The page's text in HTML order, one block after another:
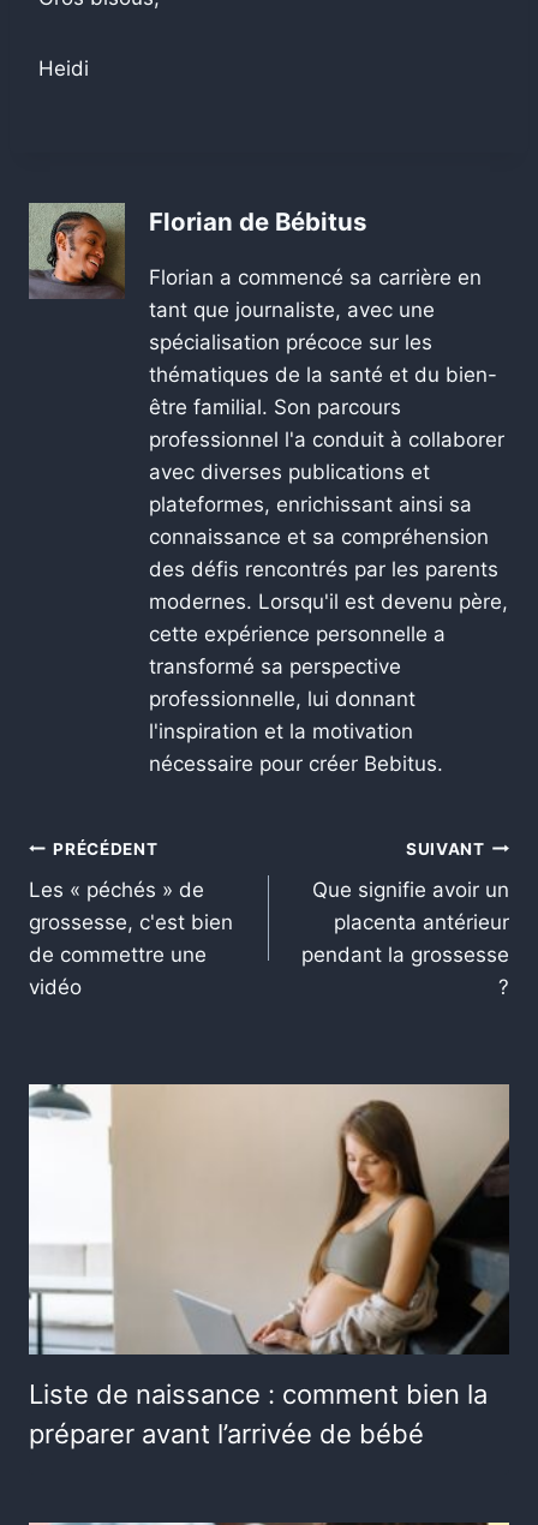
Heidi
Florian de Bébitus
Florian a commencé sa carrière en
tant que journaliste, avec une
spécialisation précoce sur les
thématiques de la santé et du bien-
être familial. Son parcours
professionnel l'a conduit à collaborer
avec diverses publications et
plateformes, enrichissant ainsi sa
connaissance et sa compréhension
des défis rencontrés par les parents
modernes. Lorsqu'il est devenu père,
cette expérience personnelle a
transformé sa perspective
professionnelle, lui donnant
l'inspiration et la motivation
nécessaire pour créer Bebitus.
PRÉCÉDENT
Les « péchés » de
grossesse, c'est bien
de commettre une
vidéo
SUIVANT
Que signifie avoir un
placenta antérieur
pendant la grossesse
?
Liste de naissance : comment bien la
préparer avant l’arrivée de bébé